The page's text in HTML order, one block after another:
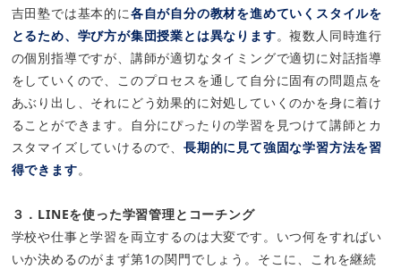
吉田塾では基本的に各自が自分の教材を進めていくスタイルを
とるため、学び方が集団授業とは異なります。複数人同時進行
の個別指導ですが、講師が適切なタイミングで適切に対話指導
をしていくので、このプロセスを通して自分に固有の問題点を
あぶり出し、それにどう効果的に対処していくのかを身に着け
ることができます。自分にぴったりの学習を見つけて講師とカ
スタマイズしていけるので、 長期的に見て強固な学習方法を習
得できます。
３．LINEを使った学習管理とコーチング
学校や仕事と学習を両立するのは大変です。いつ何をすればい
いか決めるのがまず第1の関門でしょう。そこに、これを継続